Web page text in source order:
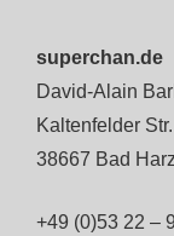
superchan.de
David-Alain
Kaltenfelder
38667 Bad
+49 (0)53 22 –